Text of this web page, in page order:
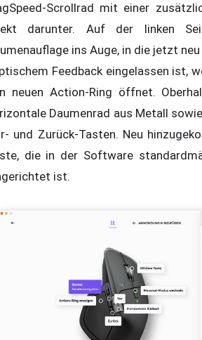
Scrollrad mit einer
darunter. Auf der linken
ins Auge, in die jetzt
Feedback eingelassen ist,
neuen Action-Ring öffnet.
Daumenrad aus Metall
und Zurück-Tasten. Neu
die in der Software
ist.